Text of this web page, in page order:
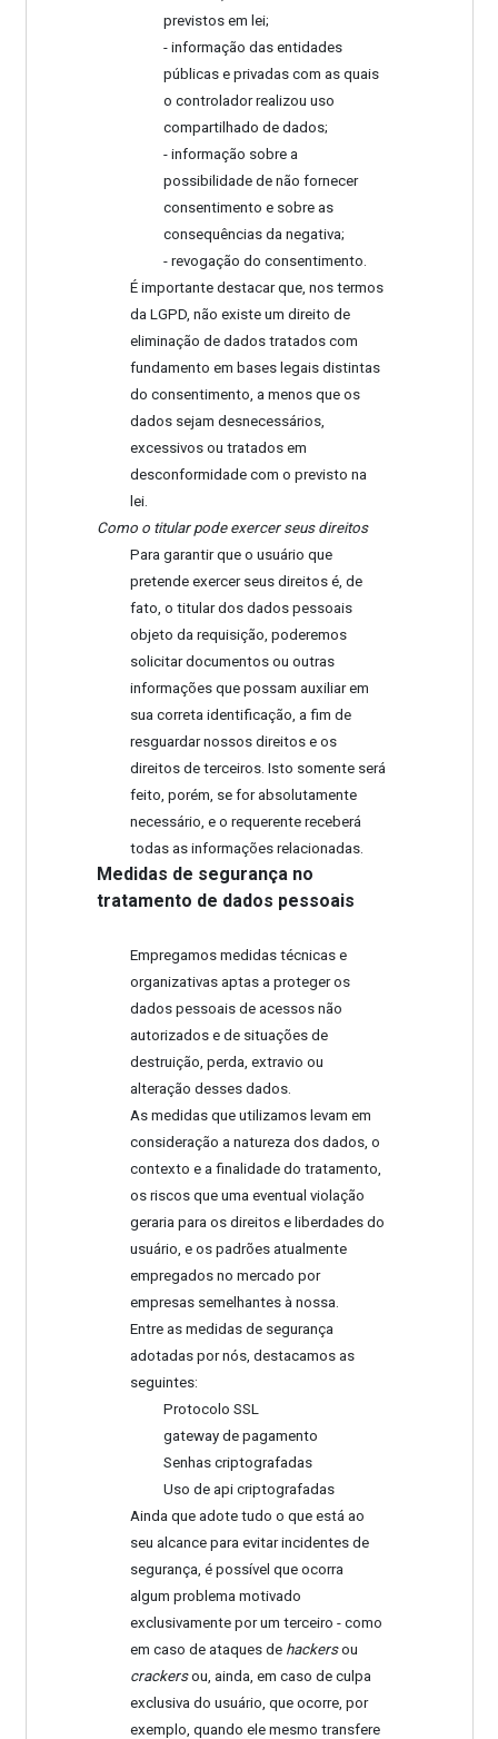
previstos em lei;
- informação das entidades
públicas e privadas com as quais
o controlador realizou uso
compartilhado de dados;
- informação sobre a
possibilidade de não fornecer
consentimento e sobre as
consequências da negativa;
- revogação do consentimento.
É importante destacar que, nos termos
da LGPD, não existe um direito de
eliminação de dados tratados com
fundamento em bases legais distintas
do consentimento, a menos que os
dados sejam desnecessários,
excessivos ou tratados em
desconformidade com o previsto na
lei.
Como o titular pode exercer seus direitos
Para garantir que o usuário que
pretende exercer seus direitos é, de
fato, o titular dos dados pessoais
objeto da requisição, poderemos
solicitar documentos ou outras
informações que possam auxiliar em
sua correta identificação, a fim de
resguardar nossos direitos e os
direitos de terceiros. Isto somente será
feito, porém, se for absolutamente
necessário, e o requerente receberá
todas as informações relacionadas.
Medidas de segurança no
tratamento de dados pessoais
Empregamos medidas técnicas e
organizativas aptas a proteger os
dados pessoais de acessos não
autorizados e de situações de
destruição, perda, extravio ou
alteração desses dados.
As medidas que utilizamos levam em
consideração a natureza dos dados, o
contexto e a finalidade do tratamento,
os riscos que uma eventual violação
geraria para os direitos e liberdades do
usuário, e os padrões atualmente
empregados no mercado por
empresas semelhantes à nossa.
Entre as medidas de segurança
adotadas por nós, destacamos as
seguintes:
Protocolo SSL
gateway de pagamento
Senhas criptografadas
Uso de api criptografadas
Ainda que adote tudo o que está ao
seu alcance para evitar incidentes de
segurança, é possível que ocorra
algum problema motivado
exclusivamente por um terceiro - como
em caso de ataques de hackersou
crackersou, ainda, em caso de culpa
exclusiva do usuário, que ocorre, por
exemplo, quando ele mesmo transfere